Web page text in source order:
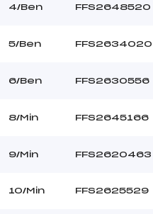
4/Ben FFS2648520
5/Ben FFS2634020
6/Ben FFS2630556
8/Min FFS2645166
9/Min FFS2620463
10/Min FFS2625529